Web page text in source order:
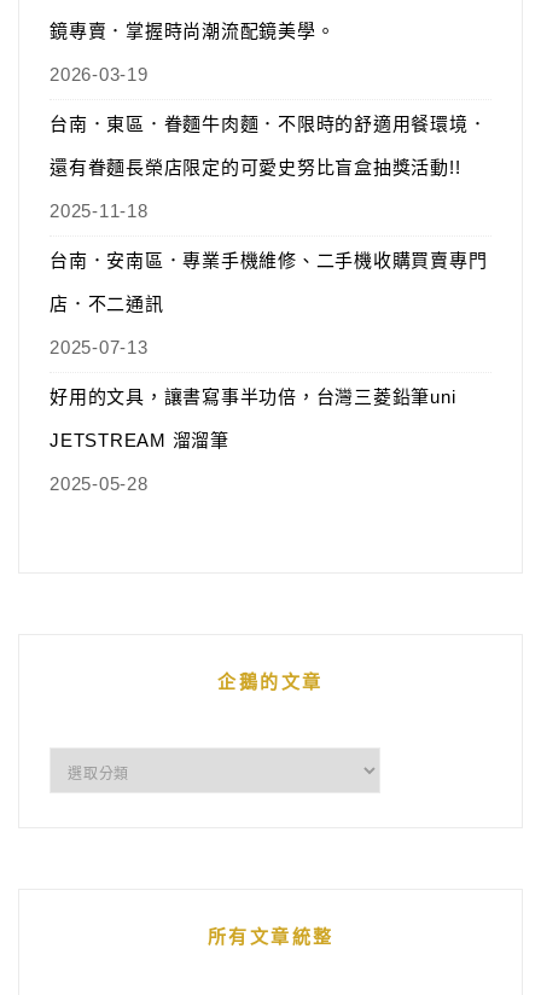
鏡專賣．掌握時尚潮流配鏡美學。
2026-03-19
台南．東區．眷麵牛肉麵．不限時的舒適用餐環境．
還有眷麵長榮店限定的可愛史努比盲盒抽獎活動!!
2025-11-18
台南．安南區．專業手機維修、二手機收購買賣專門
店．不二通訊
2025-07-13
好用的文具，讓書寫事半功倍，台灣三菱鉛筆uni
JETSTREAM 溜溜筆
2025-05-28
企鵝的文章
所有文章統整